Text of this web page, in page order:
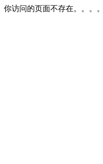
你访问的页面不存在。。。。